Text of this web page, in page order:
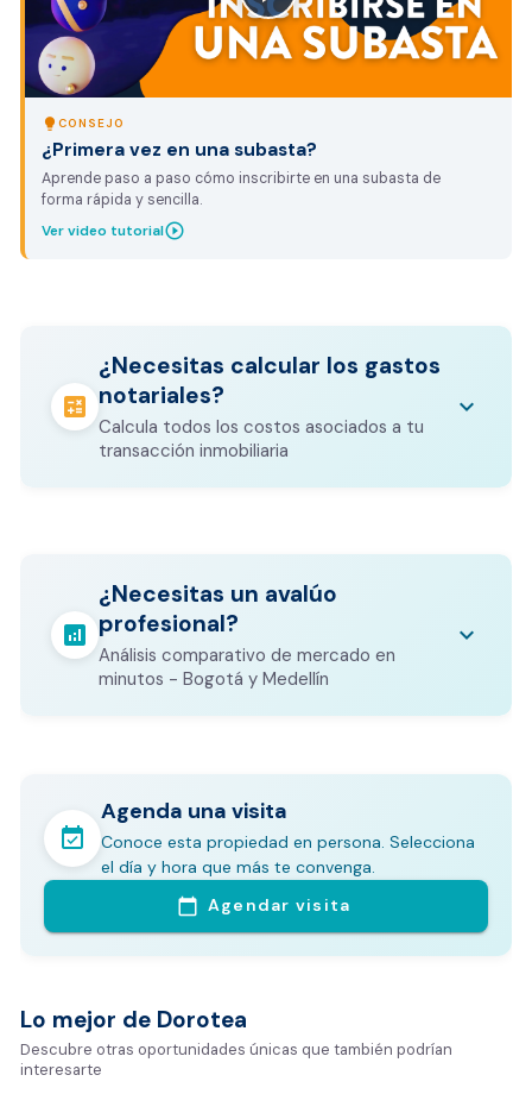
lightbulb CONSEJO
¿Primera vez en una subasta?
Aprende paso a paso cómo inscribirte en una subasta de
forma rápida y sencilla.
Ver video tutorialplay_circle_outline
calculate
¿Necesitas calcular los gastos
notariales?
Calcula todos los costos asociados a tu
transacción inmobiliaria
keyboard_arrow_down
Los gastos notariales incluyen
otros costos legales que varían según el
valor del inmueble.
CALCULADORA DE GASTOS NOTARIALES
analytics
¿Necesitas un avalúo
profesional?
Análisis comparativo de mercado en
minutos - Bogotá y Medellín
keyboard_arrow_down
En pocos minutos avalúa con este Análisis
Comparativo de Mercado (inicialmente
Bogotá y Medellín)
Análisis basado en datos reales:
Tiempo promedio de venta en la zona
Rango de precios de arriendo en el sector
event_available
Agenda una visita
Conoce esta propiedad en persona. Selecciona
el día y hora que más te convenga.
calendar_today Agendar visita
Lo mejor de Dorotea
Descubre otras oportunidades únicas que también podrían
interesarte